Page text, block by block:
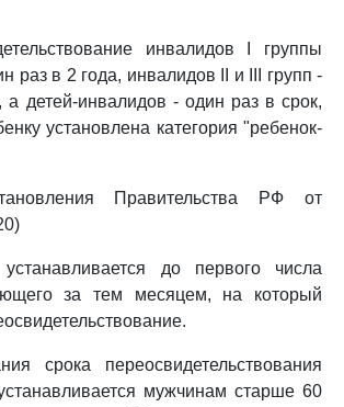
инвалидов I группы
раз в 2 года, инвалидов II и III групп -
а детей-инвалидов - один раз в срок,
установлена категория "ребенок-
Правительства РФ от
устанавливается до первого числа
за тем месяцем, на который
срока переосвидетельствования
мужчинам старше 60